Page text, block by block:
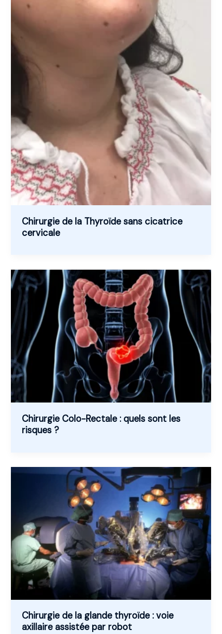
Chirurgie de la Thyroïde sans cicatrice
cervicale
Chirurgie Colo-Rectale : quels sont les
risques ?
Chirurgie de la glande thyroïde : voie
axillaire assistée par robot